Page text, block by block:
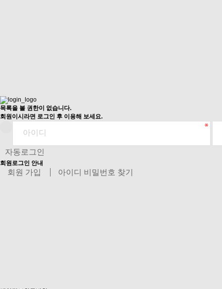
목록을 볼 권한이 없습니다.
회원이시라면 로그인 후 이용해 보세요.
자동로그인
회원로그인 안내
회원 가입 아이디 비밀번호 찾기